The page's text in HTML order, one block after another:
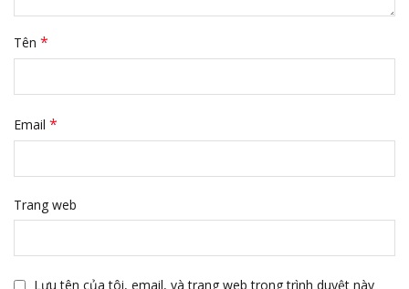
Tên *
Email *
Trang web
Lưu tên của tôi, email, và trang web trong trình duyệt này